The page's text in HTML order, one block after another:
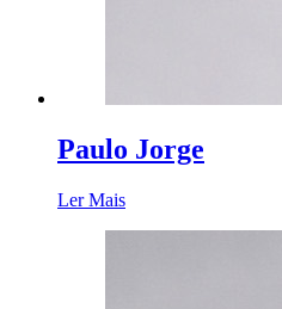
Paulo Jorge
Ler Mais